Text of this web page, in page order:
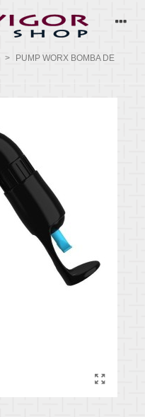
>
PUMP WORX BOMBA DE